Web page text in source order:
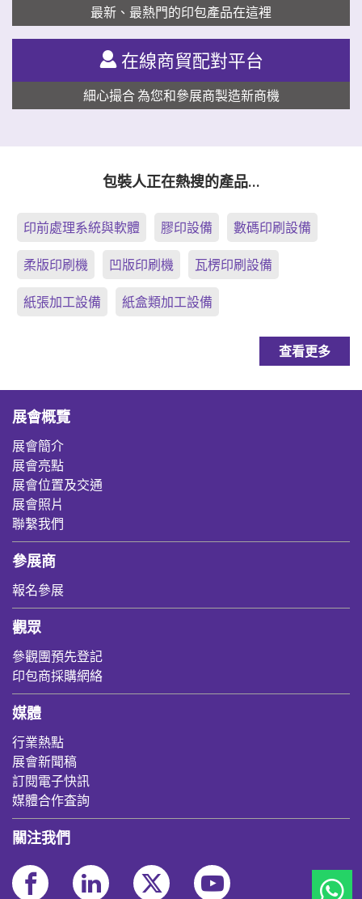
最新、最熱門的印包產品在這裡
在線商貿配對平台
細心撮合 為您和參展商製造新商機
包裝人正在熱搜的產品…
印前處理系統與軟體 膠印設備 數碼印刷設備
柔版印刷機 凹版印刷機 瓦楞印刷設備
紙張加工設備 紙盒類加工設備
查看更多
展會概覽
展會簡介
展會亮點
展會位置及交通
展會照片
聯繫我們
參展商
報名參展
觀眾
參觀團預先登記
印包商採購網絡
媒體
行業熱點
展會新聞稿
訂閱電子快訊
媒體合作査詢
關注我們